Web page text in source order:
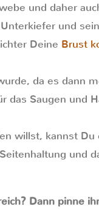
und daher
und
Deine Brust
da es dann
das Saugen und
willst, kannst
und
Dann pinne